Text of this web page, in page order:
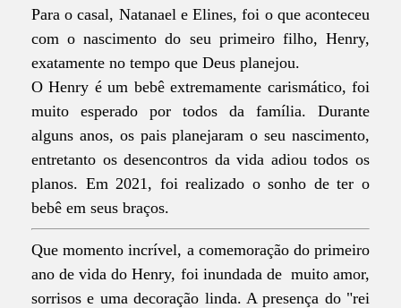
Para o casal, Natanael e Elines, foi o que aconteceu
com o nascimento do seu primeiro filho, Henry,
exatamente no tempo que Deus planejou.
O Henry é um bebê extremamente carismático, foi
muito esperado por todos da família. Durante
alguns anos, os pais planejaram o seu nascimento,
entretanto os desencontros da vida adiou todos os
planos. Em 2021, foi realizado o sonho de ter o
bebê em seus braços.
Que momento incrível, a comemoração do primeiro
ano de vida do Henry, foi inundada de muito amor,
sorrisos e uma decoração linda. A presença do "rei